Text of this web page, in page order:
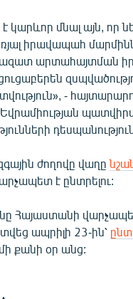
բոլոր կայքերը
կարևոր մնալ այն, որ
իրավապահ
արտահայտման
-
ժողովը վաղը
է ընտրելու:
Հայաստանի
տվեց ապրիլի 23-ին՝
մի քանի օր անց: